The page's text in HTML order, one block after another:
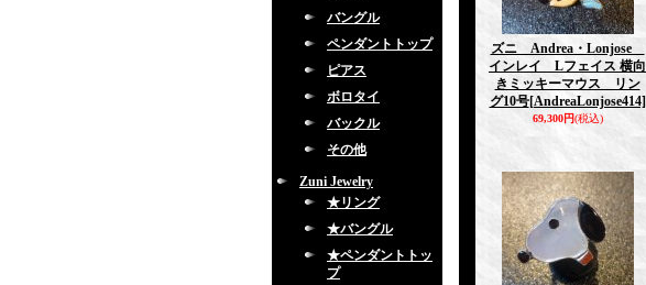
バングル
ペンダントトップ
ピアス
ボロタイ
バックル
その他
Zuni Jewelry
★リング
★バングル
★ペンダントトッ
プ
ズニ Andrea・Lonjose
インレイ Lフェイス 横向
きミッキーマウス リン
グ10号[AndreaLonjose414]
69,300円(税込)